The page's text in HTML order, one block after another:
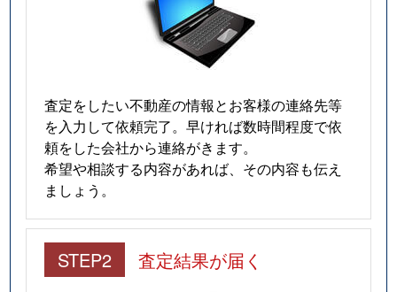
査定をしたい不動産の情報とお客様の連絡先等
を入力して依頼完了。早ければ数時間程度で依
頼をした会社から連絡がきます。
希望や相談する内容があれば、その内容も伝え
ましょう。
STEP2 査定結果が届く